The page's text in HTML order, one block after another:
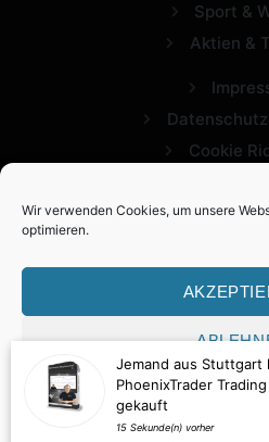
Wir verwenden Cookies, um unsere
optimieren.
Sport &
Aktien &
Cookie
2026 Expertview.
Jemand aus Stuttgart
PhoenixTrader
gekauft
15 Sekunde(n) vorher